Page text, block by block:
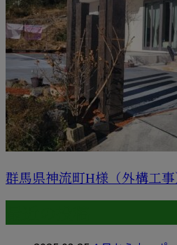
群馬県神流町H様（外構工事